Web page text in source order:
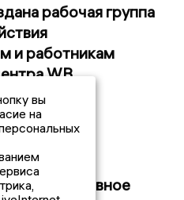
рабочая группа
и работникам
WB
имеет
Оперативное
вы
на